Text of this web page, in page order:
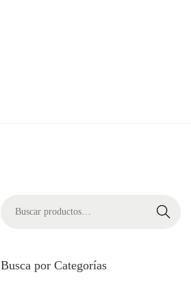
Buscar
Busca por Categorías